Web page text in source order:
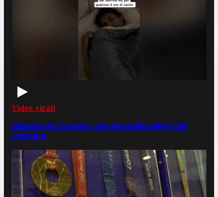
Video virali
Elisabetta Canalis, che risveglio alle 6 del
mattino